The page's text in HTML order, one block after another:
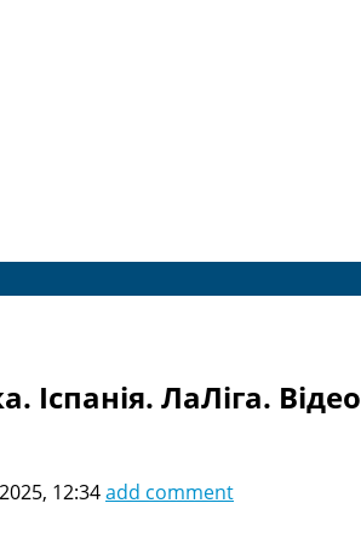
Іспанія. ЛаЛіга. Відео
12:34add comment